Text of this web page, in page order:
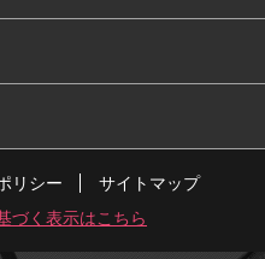
リシー
サイトマップ
づく表示はこちら